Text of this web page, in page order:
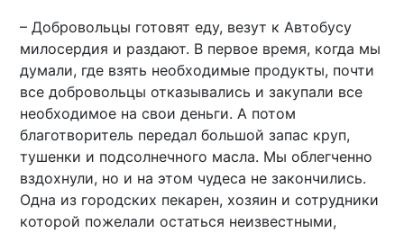
– Добровольцы готовят еду, везут к Автобусу
милосердия и раздают. В первое время, когда мы
думали, где взять необходимые продукты, почти
все добровольцы отказывались и закупали все
необходимое на свои деньги. А потом
благотворитель передал большой запас круп,
тушенки и подсолнечного масла. Мы облегченно
вздохнули, но и на этом чудеса не закончились.
Одна из городских пекарен, хозяин и сотрудники
которой пожелали остаться неизвестными,